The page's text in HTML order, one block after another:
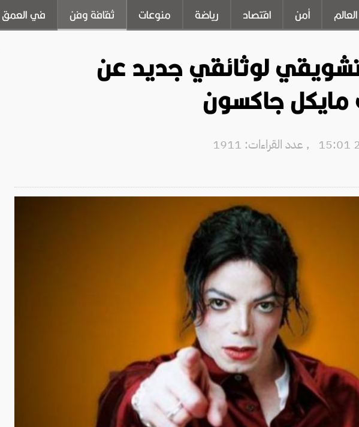
العالم أمن اقتصاد رياضة منوعات ثقافة وفن في العمق
لوثائقي جديد عن
مايكل جاكسون
, عدد القراءات: 1911